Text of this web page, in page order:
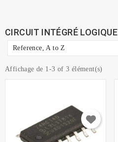
CIRCUIT INTÉGRÉ LOGIQUE
Reference, A to Z
Affichage de 1-3 of 3 élément(s)